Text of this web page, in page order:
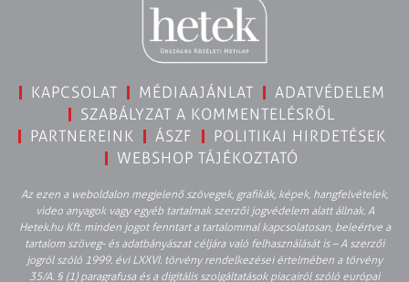
KAPCSOLAT MÉDIAAJÁNLAT
ADATVÉDELEM
SZABÁLYZAT A KOMMENTELÉSRŐL
PARTNEREINK
ÁSZF
POLITIKAI HIRDETÉSEK
WEBSHOP TÁJÉKOZTATÓ
Az ezen a weboldalon megjelenő szövegek, grafikák, képek, hangfelvételek,
video anyagok vagy egyéb tartalmak szerzői jogvédelem alatt állnak. A
Hetek.hu Kft. minden jogot fenntart a tartalommal kapcsolatosan, beleértve a
tartalom szöveg- és adatbányászat céljára való felhasználását is – A szerzői
jogról szóló 1999. évi LXXVI. törvény rendelkezései értelmében a törvény
35/A. § (1) paragrafusa és a digitális szolgáltatások piacairól szóló európai